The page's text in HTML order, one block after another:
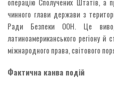
чинного глави держави з
Ради Безпеки ООН. Це
латиноамериканського регіону
міжнародного права, світового
Фактична канва подій